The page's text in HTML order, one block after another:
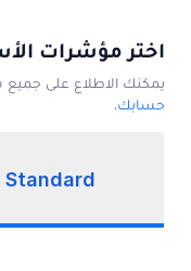
اختر مؤشرات
يمكنك الاطلاع على جميع
حسابك.
Standard